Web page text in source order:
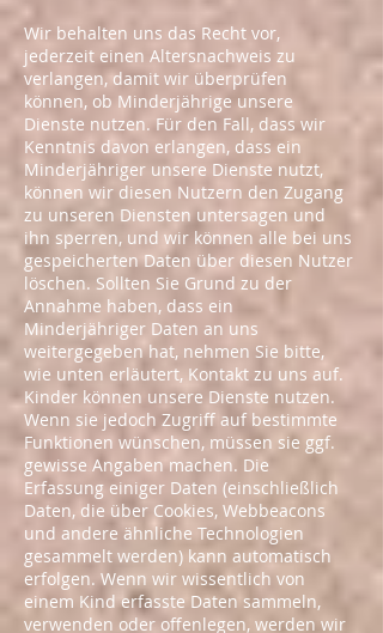
Wir behalten uns das Recht vor,
jederzeit einen Altersnachweis zu
verlangen, damit wir überprüfen
können, ob Minderjährige unsere
Dienste nutzen. Für den Fall, dass wir
Kenntnis davon erlangen, dass ein
Minderjähriger unsere Dienste nutzt,
können wir diesen Nutzern den Zugang
zu unseren Diensten untersagen und
ihn sperren, und wir können alle bei uns
gespeicherten Daten über diesen Nutzer
löschen. Sollten Sie Grund zu der
Annahme haben, dass ein
Minderjähriger Daten an uns
weitergegeben hat, nehmen Sie bitte,
wie unten erläutert, Kontakt zu uns auf.
Kinder können unsere Dienste nutzen.
Wenn sie jedoch Zugriff auf bestimmte
Funktionen wünschen, müssen sie ggf.
gewisse Angaben machen. Die
Erfassung einiger Daten (einschließlich
Daten, die über Cookies, Webbeacons
und andere ähnliche Technologien
gesammelt werden) kann automatisch
erfolgen. Wenn wir wissentlich von
einem Kind erfasste Daten sammeln,
verwenden oder offenlegen, werden wir